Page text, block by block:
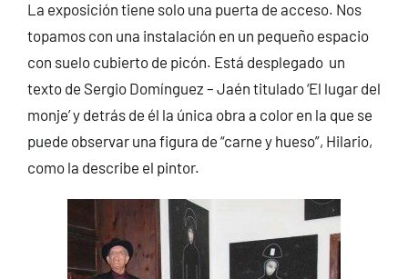
La exposición tiene solo una puerta de acceso. Nos
topamos con una instalación en un pequeño espacio
con suelo cubierto de picón. Está desplegado un
texto de Sergio Domínguez – Jaén titulado ‘El lugar del
monje’ y detrás de él la única obra a color en la que se
puede observar una figura de “carne y hueso”, Hilario,
como la describe el pintor.